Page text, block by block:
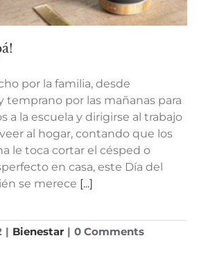
por la familia, desde
temprano por las mañanas para
a la escuela y dirigirse al trabajo
al hogar, contando que los
le toca cortar el césped o
en casa, este Día del
se merece [...]
| Bienestar | 0 Comments